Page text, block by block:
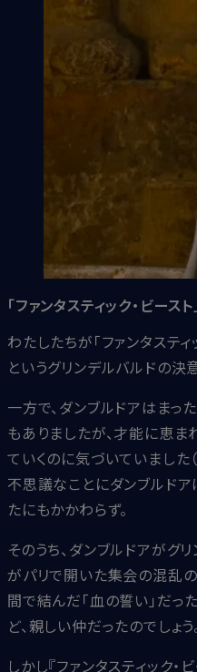
「ファンタスティック・ビー
わたしたちが「ファンタステ
というグリンデルバルドの決
一方で、ダンブルドアはまっ
もありましたが、才能に恵
ていくのに気づいていました
不思議なことにダンブルドア
たにもかかわらず。
そのうち、ダンブルドアがグ
がパリで開いた集会の混乱
間で結んだ「血の誓い」だっ
ど、親しい仲だったのでしょう
しかし『ファンタスティック